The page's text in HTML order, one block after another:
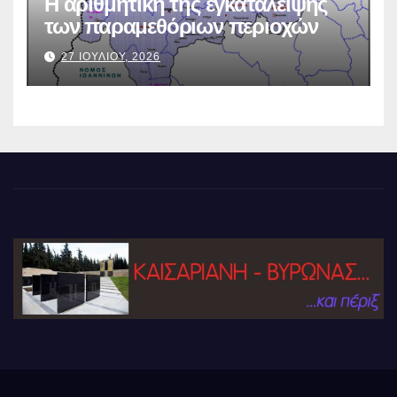
των παραμεθόριων περιοχών
27 ΙΟΥΛΙΟΥ, 2026